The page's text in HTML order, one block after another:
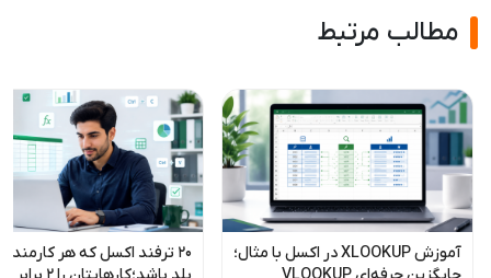
مطالب مرتبط
آموزش XLOOKUP در اکسل با مثال؛
۲۰ ترفند اکسل که هر کارمند